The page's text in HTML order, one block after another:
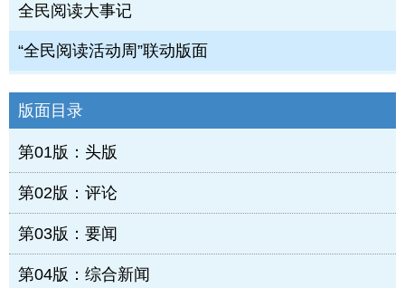
全民阅读大事记
“全民阅读活动周”联动版面
版面目录
第01版：头版
第02版：评论
第03版：要闻
第04版：综合新闻